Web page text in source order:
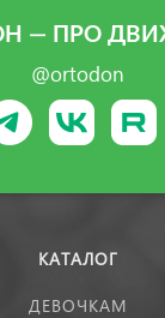
— ПРО
@ortodon
КАТАЛОГ
ДЕВОЧКАМ